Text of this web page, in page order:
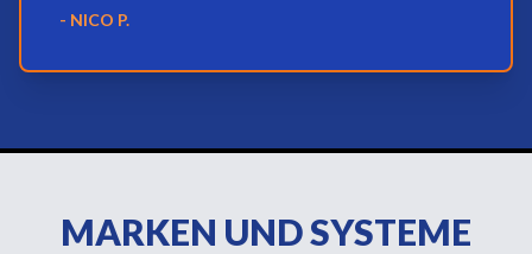
- NICO P.
MARKEN UND SYSTEME